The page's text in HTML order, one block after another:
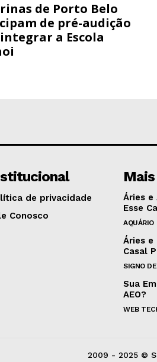
de Porto Belo
de pré-audição
a Escola
de privacidade
Conosco
Áries e
Esse
AQUÁRIO
Áries e
Casal
SIGNO
Sua
AEO?
WEB
2009 - 2025 ©